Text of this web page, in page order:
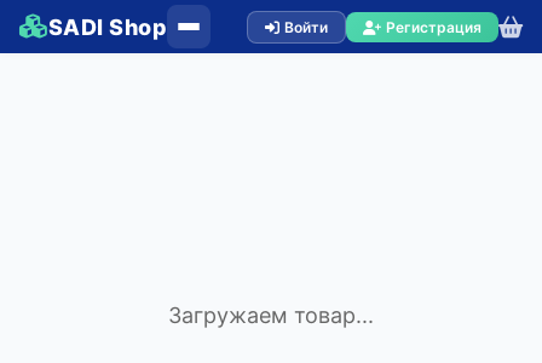
SADI Shop Войти Регистрация
Загружаем товар...